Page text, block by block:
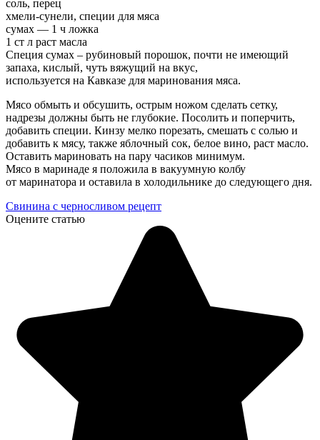
соль, перец
хмели-сунели, специи для мяса
сумах — 1 ч ложка
1 ст л раст масла
Специя сумах – рубиновый порошок, почти не имеющий
запаха, кислый, чуть вяжущий на вкус,
используется на Кавказе для маринования мяса.
Мясо обмыть и обсушить, острым ножом сделать сетку,
надрезы должны быть не глубокие. Посолить и поперчить,
добавить специи. Кинзу мелко порезать, смешать с солью и
добавить к мясу, также яблочный сок, белое вино, раст масло.
Оставить мариновать на пару часиков минимум.
Мясо в маринаде я положила в вакуумную колбу
от маринатора и оставила в холодильнике до следующего дня.
Свинина с черносливом рецепт
Оцените статью